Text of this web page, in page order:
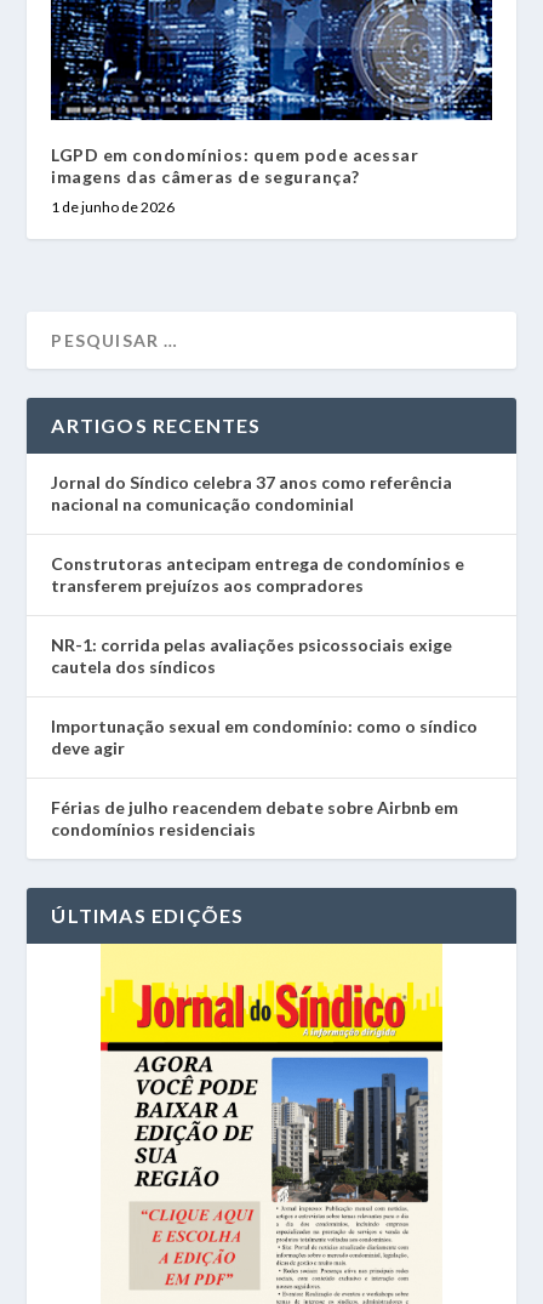
LGPD em condomínios: quem pode acessar
imagens das câmeras de segurança?
1 de junho de 2026
ARTIGOS RECENTES
Jornal do Síndico celebra 37 anos como referência
nacional na comunicação condominial
Construtoras antecipam entrega de condomínios e
transferem prejuízos aos compradores
NR-1: corrida pelas avaliações psicossociais exige
cautela dos síndicos
Importunação sexual em condomínio: como o síndico
deve agir
Férias de julho reacendem debate sobre Airbnb em
condomínios residenciais
ÚLTIMAS EDIÇÕES